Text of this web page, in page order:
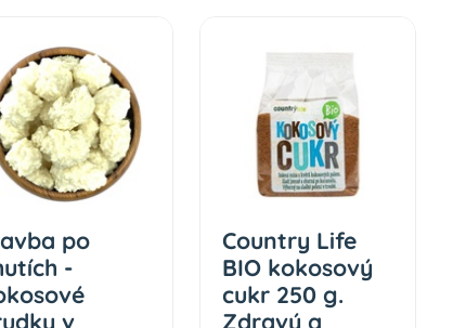
po
-
v
Country Life
BIO kokosový
cukr 250 g.
Zdravý a